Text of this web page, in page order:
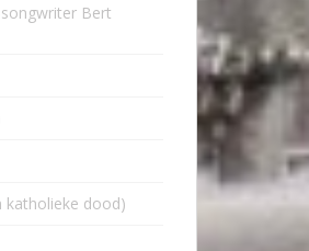
Bert
katholieke dood)